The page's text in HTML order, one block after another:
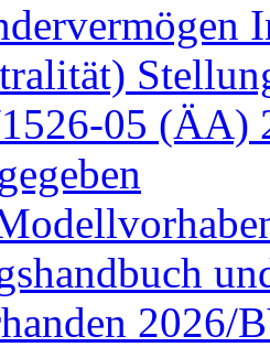
05 (ÄA)
2026/